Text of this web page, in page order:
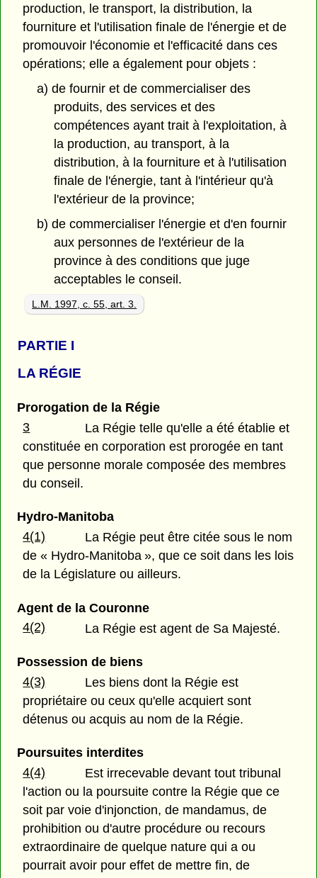
production, le transport, la distribution, la
fourniture et l'utilisation finale de l'énergie et de
promouvoir l'économie et l'efficacité dans ces
opérations; elle a également pour objets :
a) de fournir et de commercialiser des
produits, des services et des
compétences ayant trait à l'exploitation, à
la production, au transport, à la
distribution, à la fourniture et à l'utilisation
finale de l'énergie, tant à l'intérieur qu'à
l'extérieur de la province;
b) de commercialiser l'énergie et d'en fournir
aux personnes de l'extérieur de la
province à des conditions que juge
acceptables le conseil.
L.M. 1997, c. 55, art. 3.
PARTIE I
LA RÉGIE
Prorogation de la Régie
3
La Régie telle qu'elle a été établie et
constituée en corporation est prorogée en tant
que personne morale composée des membres
du conseil.
Hydro-Manitoba
4(1)
La Régie peut être citée sous le nom
de « Hydro-Manitoba », que ce soit dans les lois
de la Législature ou ailleurs.
Agent de la Couronne
4(2)
La Régie est agent de Sa Majesté.
Possession de biens
4(3)
Les biens dont la Régie est
propriétaire ou ceux qu'elle acquiert sont
détenus ou acquis au nom de la Régie.
Poursuites interdites
4(4)
Est irrecevable devant tout tribunal
l'action ou la poursuite contre la Régie que ce
soit par voie d'injonction, de mandamus, de
prohibition ou d'autre procédure ou recours
extraordinaire de quelque nature qui a ou
pourrait avoir pour effet de mettre fin, de